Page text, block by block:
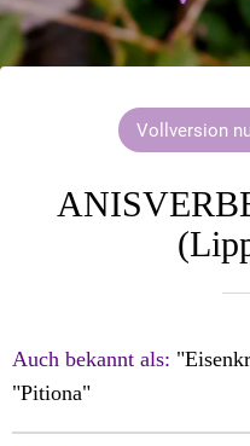
Vollversion
Auch bekannt als: "
"Pitiona"